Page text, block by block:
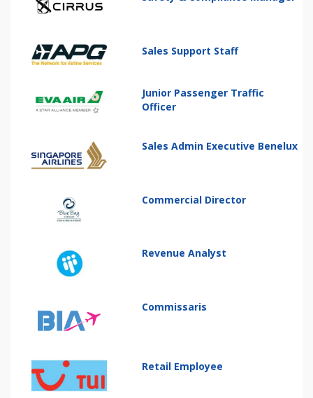
Sales Support Staff
Junior Passenger Traffic
Officer
Sales Admin Executive Benelux
Commercial Director
Revenue Analyst
Commissaris
Retail Employee